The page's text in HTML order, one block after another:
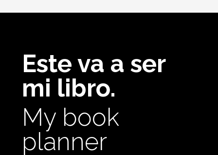
Este va a ser
mi libro.
My book
planner